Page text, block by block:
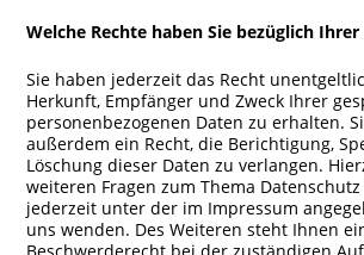
Welche Rechte haben Sie bezüglich Ihrer
Sie haben jederzeit das Recht
Herkunft, Empfänger und Zweck Ihrer
personenbezogenen Daten zu erhalten.
außerdem ein Recht, die Berichtigung,
Löschung dieser Daten zu verlangen.
weiteren Fragen zum Thema
jederzeit unter der im Impressum
uns wenden. Des Weiteren steht Ihnen
Beschwerderecht bei der zuständigen